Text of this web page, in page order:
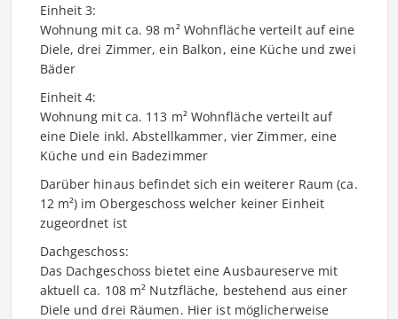
Einheit 3:
Wohnung mit ca. 98 m² Wohnfläche verteilt auf eine
Diele, drei Zimmer, ein Balkon, eine Küche und zwei
Bäder
Einheit 4:
Wohnung mit ca. 113 m² Wohnfläche verteilt auf
eine Diele inkl. Abstellkammer, vier Zimmer, eine
Küche und ein Badezimmer
Darüber hinaus befindet sich ein weiterer Raum (ca.
12 m²) im Obergeschoss welcher keiner Einheit
zugeordnet ist
Dachgeschoss:
Das Dachgeschoss bietet eine Ausbaureserve mit
aktuell ca. 108 m² Nutzfläche, bestehend aus einer
Diele und drei Räumen. Hier ist möglicherweise